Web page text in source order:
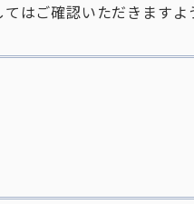
はご確認いただきますよ